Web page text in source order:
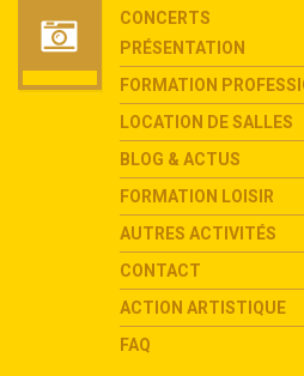
CONCERTS
PRÉSENTATION
FORMATION
LOCATION DE SALLES
BLOG & ACTUS
FORMATION LOISIR
AUTRES ACTIVITÉS
CONTACT
ACTION ARTISTIQUE
FAQ